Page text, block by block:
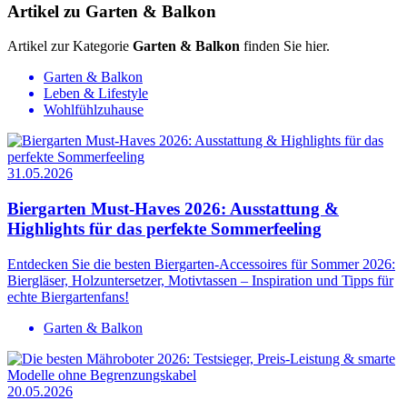
Artikel zu Garten & Balkon
Artikel zur Kategorie Garten & Balkon finden Sie hier.
Garten & Balkon
Leben & Lifestyle
Wohlfühlzuhause
31.05.2026
Biergarten Must-Haves 2026: Ausstattung &
Highlights für das perfekte Sommerfeeling
Entdecken Sie die besten Biergarten-Accessoires für Sommer 2026:
Biergläser, Holzuntersetzer, Motivtassen – Inspiration und Tipps für
echte Biergartenfans!
Garten & Balkon
20.05.2026